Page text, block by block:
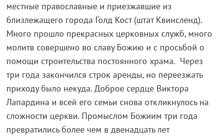
местные православные и приезжавшие из
близлежащего города Голд Кост (штат Квинсленд).
Много прошло прекрасных церковных служб, много
молитв совершено во славу Божию и с просьбой о
помощи строительства постоянного храма. Через
три года закончился строк аренды, но переезжать
приходу было некуда. Доброе сердце Виктора
Лапардина и всей его семьи снова откликнулось на
сложности церкви. Промыслом Божиим три года
превратились более чем в двенадцать лет